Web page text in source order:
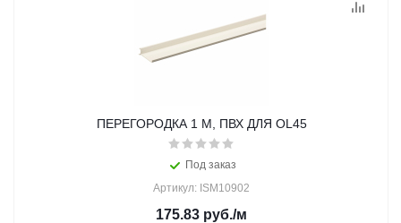
ПЕРЕГОРОДКА 1 М, ПВХ ДЛЯ OL45
Под заказ
Артикул: ISM10902
175.83 руб./м